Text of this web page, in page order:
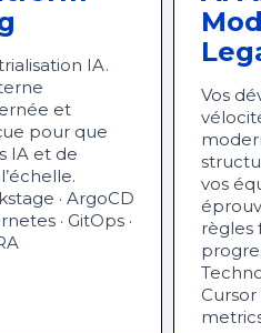
IA.
et
pour que
IA et de
· ArgoCD
· GitOps ·
Vos
vos
règles
Cursor